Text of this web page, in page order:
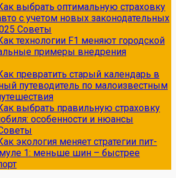
выбрать оптимальную страховку
с учетом новых законодательных
Советы
технологии F1 меняют городской
примеры внедрения
превратить старый календарь в
путеводитель по малоизвестным
выбрать правильную страховку
особенности и нюансы
экология меняет стратегии пит-
1: меньше шин – быстрее